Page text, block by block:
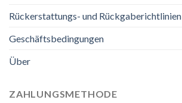
Rückerstattungs- und Rückgaberichtlinien
Geschäftsbedingungen
Über
ZAHLUNGSMETHODE